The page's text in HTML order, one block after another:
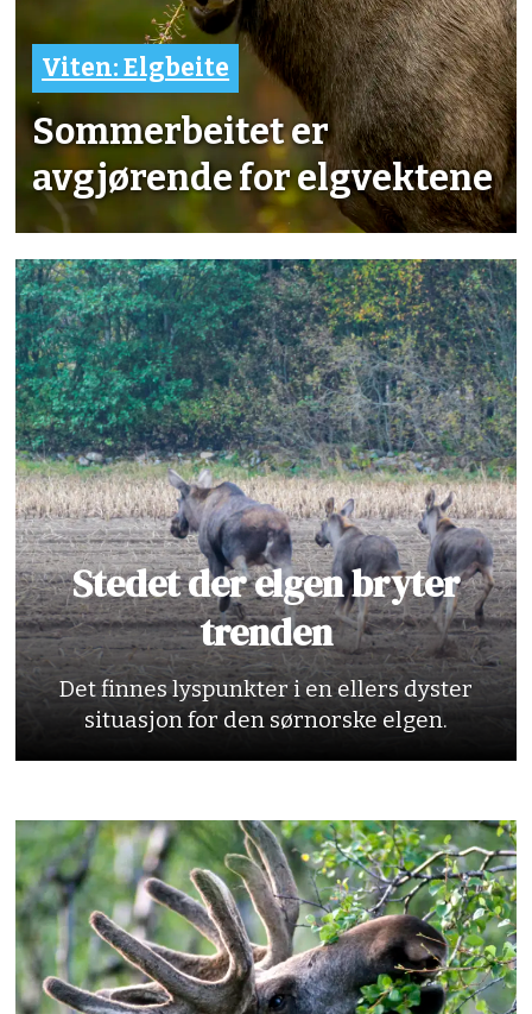
Viten: Elgbeite
Sommerbeitet er
avgjørende for elgvektene
Stedet der elgen bryter
trenden
Det finnes lyspunkter i en ellers dyster
situasjon for den sørnorske elgen.